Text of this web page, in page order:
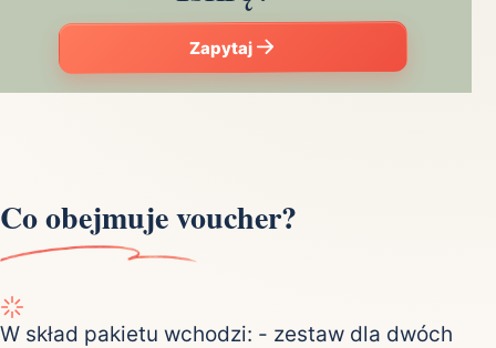
Zapytaj
Co obejmuje voucher?
W skład pakietu wchodzi: - zestaw dla dwóch